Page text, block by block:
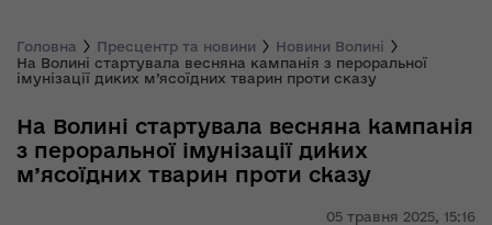
Головна Пресцентр та новини
Новини Волині
На Волині стартувала весняна кампанія з пероральної
імунізації диких м’ясоїдних тварин проти сказу
05 травня 2025, 15:16
На Волині стартувала весняна кампанія
з пероральної імунізації диких
м’ясоїдних тварин проти сказу